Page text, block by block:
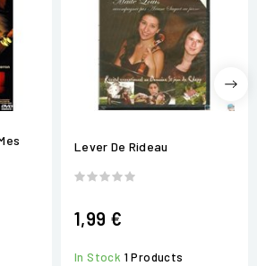
Lever De Rideau
1,99 €
In Stock 1 Products